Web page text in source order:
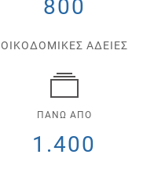
800
ΟΙΚΟΔΟΜΙΚΕΣ ΑΔΕΙΕΣ
ΠΑΝΩ ΑΠΟ
1.400